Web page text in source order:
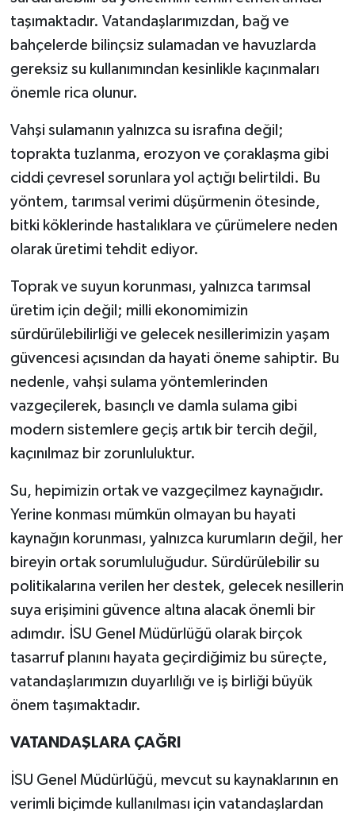
taşımaktadır. Vatandaşlarımızdan, bağ ve
bahçelerde bilinçsiz sulamadan ve havuzlarda
gereksiz su kullanımından kesinlikle kaçınmaları
önemle rica olunur.
Vahşi sulamanın yalnızca su israfına değil;
toprakta tuzlanma, erozyon ve çoraklaşma gibi
ciddi çevresel sorunlara yol açtığı belirtildi. Bu
yöntem, tarımsal verimi düşürmenin ötesinde,
bitki köklerinde hastalıklara ve çürümelere neden
olarak üretimi tehdit ediyor.
Toprak ve suyun korunması, yalnızca tarımsal
üretim için değil; milli ekonomimizin
sürdürülebilirliği ve gelecek nesillerimizin yaşam
güvencesi açısından da hayati öneme sahiptir. Bu
nedenle, vahşi sulama yöntemlerinden
vazgeçilerek, basınçlı ve damla sulama gibi
modern sistemlere geçiş artık bir tercih değil,
kaçınılmaz bir zorunluluktur.
Su, hepimizin ortak ve vazgeçilmez kaynağıdır.
Yerine konması mümkün olmayan bu hayati
kaynağın korunması, yalnızca kurumların değil, her
bireyin ortak sorumluluğudur. Sürdürülebilir su
politikalarına verilen her destek, gelecek nesillerin
suya erişimini güvence altına alacak önemli bir
adımdır. İSU Genel Müdürlüğü olarak birçok
tasarruf planını hayata geçirdiğimiz bu süreçte,
vatandaşlarımızın duyarlılığı ve iş birliği büyük
önem taşımaktadır.
VATANDAŞLARA ÇAĞRI
İSU Genel Müdürlüğü, mevcut su kaynaklarının en
verimli biçimde kullanılması için vatandaşlardan